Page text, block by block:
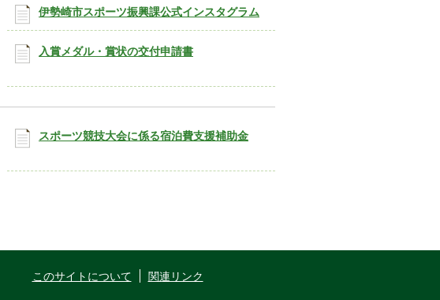
伊勢崎市スポーツ振興課公式インスタグラム
入賞メダル・賞状の交付申請書
スポーツ競技大会に係る宿泊費支援補助金
このサイトについて 関連リンク